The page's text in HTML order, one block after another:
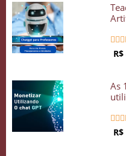
  
As
  